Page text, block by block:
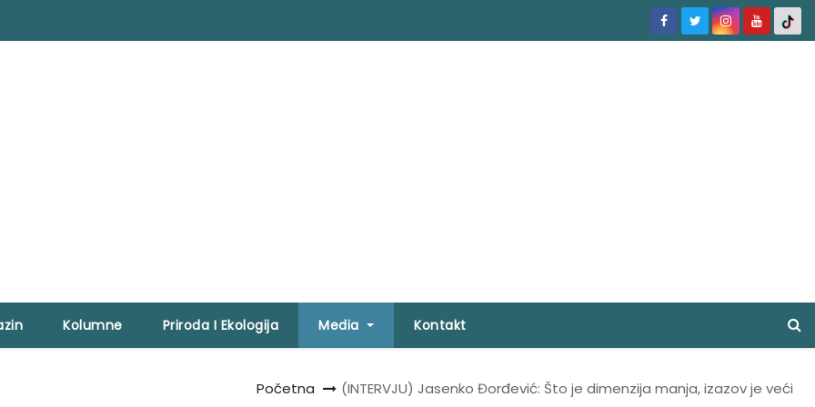
Kolumne Priroda I Ekologija Media Kontakt
Početna (INTERVJU) Jasenko Đorđević: Što je dimenzija manja, izazov je veći